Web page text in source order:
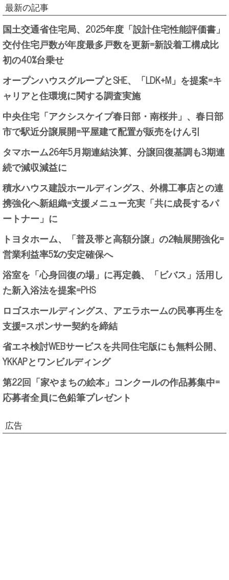
最新の記事
国土交通省住宅局、2025年度「設計住宅性能評価書」
交付住宅戸数が年度最多戸数を更新=新設着工構成比
初の40%台乗せ
オープンハウスグループとSHE、「LDK+M」を提案=キ
ャリアと住環境に関する調査実施
中央住宅「アクシスケイプ春日部・南桜井」、春日部
市で駅近分譲展開=平屋建て配置が販売をけん引
タマホーム26年5月期連結決算、分譲回復基調も3期連
続で減収減益に
積水ハウス建設ホールディングス、外構工事店との連
携強化へ新組織=支援メニュー充実「共に成長するパ
ートナー」に
トヨタホーム、「普及帯と高額分譲」の2軸展開強化=
営業利益率5%の安定確保へ
浴室を「心身回復の場」に再定義、「ビバス」活用し
た新入浴法を提案=PHS
ロゴスホールディングス、アエラホームの民事再生を
支援=スポンサー契約を締結
省エネ検討WEBサービスを共同住宅版にも無料公開、
YKKAPとワンビルディング
第22回「家やまちの絵本」コンクールの作品募集中=
応募者全員に色鉛筆プレゼント
広告